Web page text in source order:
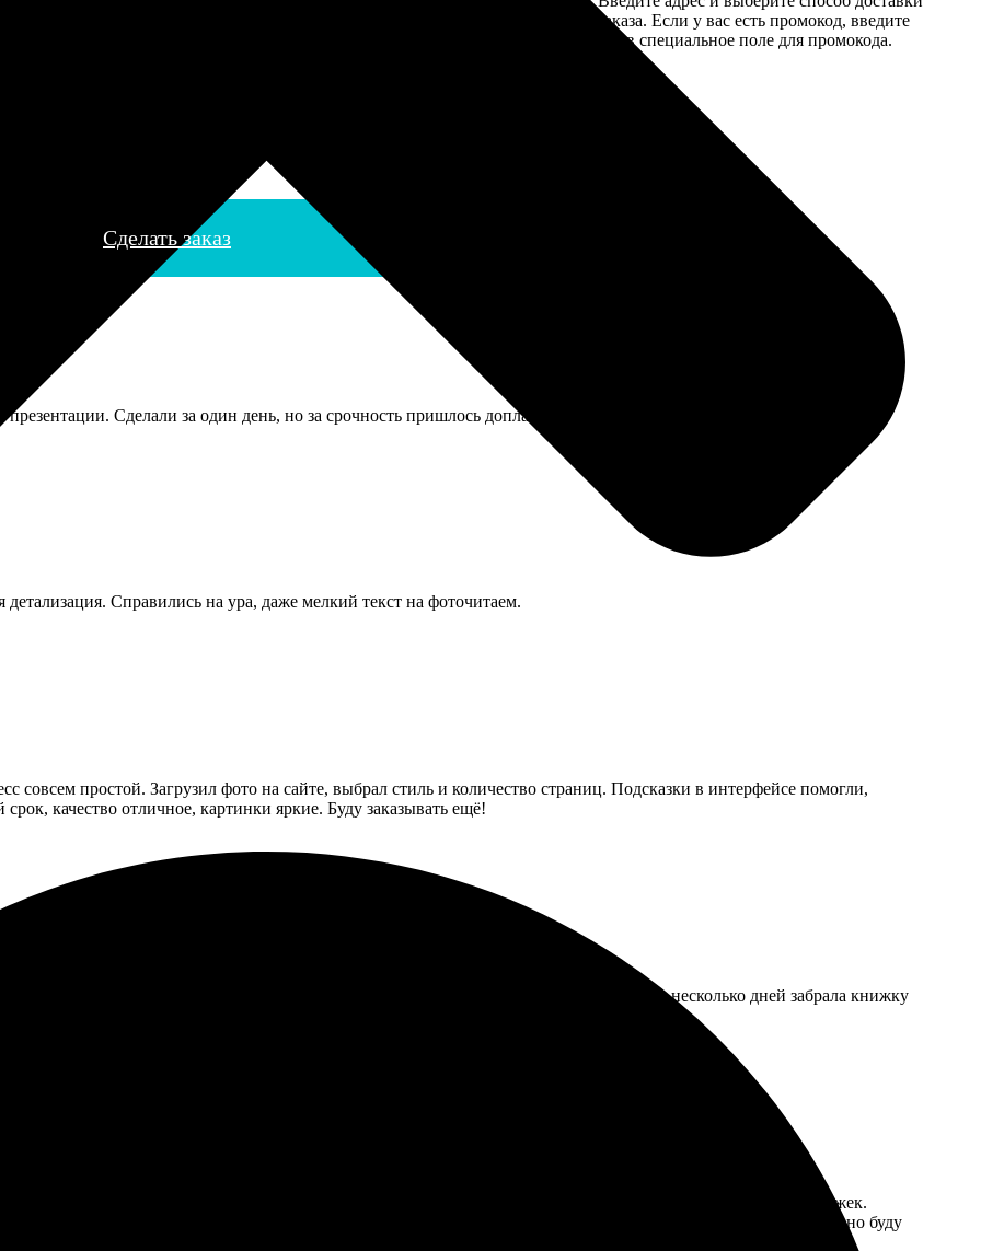
могут связаться с Вами
заказа. Если у вас есть промокод, введите
его в специальное поле для промокода.
Сделать заказ
Сделали за один день, но за срочность пришлось доплатить. На качество не повлияло, всё чётко.
Справились на ура, даже мелкий текст на фоточитаем.
совсем простой. Загрузил фото на сайте, выбрал стиль и количество страниц. Подсказки в интерфейсе помогли,
качество отличное, картинки яркие. Буду заказывать ещё!
прошло быстро и удобно. Загрузила фото на сайт, выбрала размер и дизайн. Через несколько дней забрала книжку
Приятно листать и вспоминать моменты. Обязательно закажу еще.
выбрала фотографии, загрузила в редактор, оформила и оформила заказ. Работали быстро и без задержек.
Страницы аккуратные, переплет — надежный. Очень приятно держать в руках такое воспоминание. Определенно буду
важные моменты.